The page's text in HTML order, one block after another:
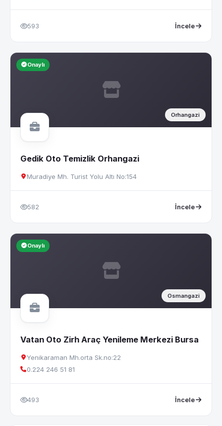
593 İncele
Onaylı
Orhangazi
Gedik Oto Temizlik Orhangazi
Muradiye Mh. Turist Yolu Altı No:154
582 İncele
Onaylı
Osmangazi
Vatan Oto Zirh Araç Yenileme Merkezi Bursa
Yenikaraman Mh.orta Sk.no:22
0.224 246 51 81
493 İncele